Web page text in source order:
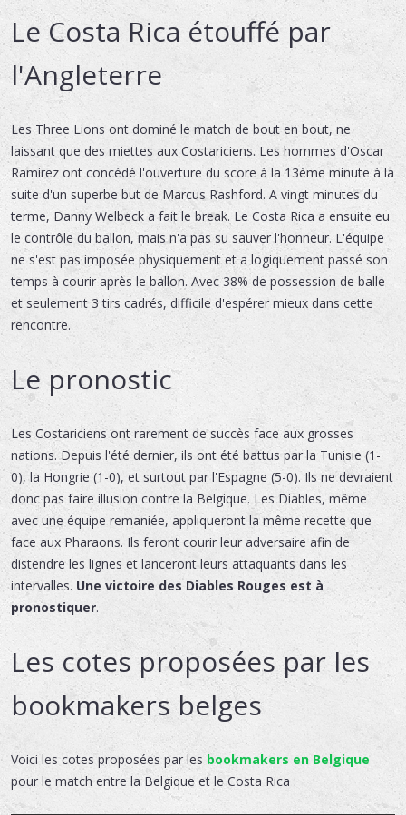
Le Costa Rica étouffé par
l'Angleterre
Les Three Lions ont dominé le match de bout en bout, ne
laissant que des miettes aux Costariciens. Les hommes d'Oscar
Ramirez ont concédé l'ouverture du score à la 13ème minute à la
suite d'un superbe but de Marcus Rashford. A vingt minutes du
terme, Danny Welbeck a fait le break. Le Costa Rica a ensuite eu
le contrôle du ballon, mais n'a pas su sauver l'honneur. L'équipe
ne s'est pas imposée physiquement et a logiquement passé son
temps à courir après le ballon. Avec 38% de possession de balle
et seulement 3 tirs cadrés, difficile d'espérer mieux dans cette
rencontre.
Le pronostic
Les Costariciens ont rarement de succès face aux grosses
nations. Depuis l'été dernier, ils ont été battus par la Tunisie (1-
0), la Hongrie (1-0), et surtout par l'Espagne (5-0). Ils ne devraient
donc pas faire illusion contre la Belgique. Les Diables, même
avec une équipe remaniée, appliqueront la même recette que
face aux Pharaons. Ils feront courir leur adversaire afin de
distendre les lignes et lanceront leurs attaquants dans les
intervalles. Une victoire des Diables Rouges est à
pronostiquer.
Les cotes proposées par les
bookmakers belges
Voici les cotes proposées par les bookmakers en Belgique
pour le match entre la Belgique et le Costa Rica :